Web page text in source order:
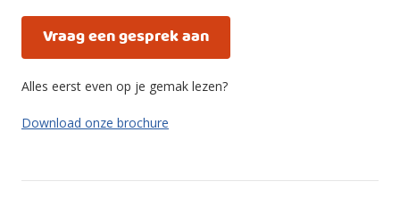
Vraag een gesprek aan
Alles eerst even op je gemak lezen?
Download onze brochure